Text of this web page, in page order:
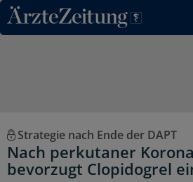
Direkt zum Inhaltsbereich
Strategie nach Ende der DAPT
Nach perkutaner
bevorzugt Clopidogrel